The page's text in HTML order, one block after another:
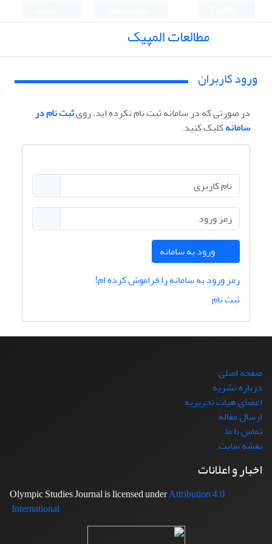
مطالعات المپیک
ورود کاربران
در صورتی که در سامانه ثبت نام نکرده اید، رویثبت نام در
سامانهکلیک کنید.
ورود به سامانه
رمز ورود به سامانه را فراموش کرده ام!
ثبت نام
صفحه اصلی
درباره نشریه
اعضای هیات تحریریه
ارسال مقاله
تماس با ما
نقشه سایت
اخبار و اعلانات
Attribution 4.0
International